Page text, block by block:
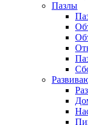
Пазлы